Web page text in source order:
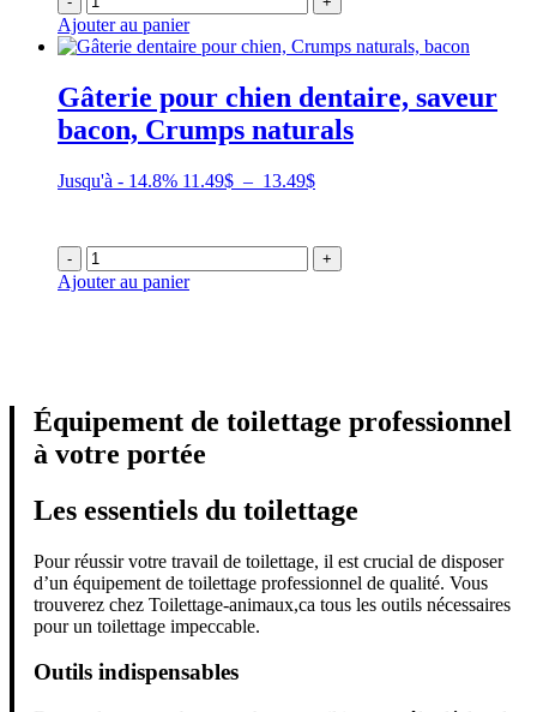
26.99$.13.49$.
Ajouter au panier
Gâterie pour chien dentaire, saveur
bacon, Crumps naturals
Jusqu'à - 14.8% 11.49$ – 13.49$Plage
11.49$
à
- +
Ajouter au panier
Équipement de toilettage professionnel
à votre portée
Les essentiels du toilettage
Pour réussir votre travail de toilettage, il est crucial de disposer
d’un équipement de toilettage professionnel de qualité. Vous
trouverez chez Toilettage-animaux,ca tous les outils nécessaires
pour un toilettage impeccable.
Outils indispensables